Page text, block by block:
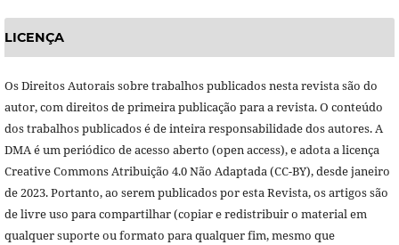
LICENÇA
Os Direitos Autorais sobre trabalhos publicados nesta revista são do
autor, com direitos de primeira publicação para a revista. O conteúdo
dos trabalhos publicados é de inteira responsabilidade dos autores. A
DMA é um periódico de acesso aberto (open access), e adota a licença
Creative Commons Atribuição 4.0 Não Adaptada (CC-BY), desde janeiro
de 2023. Portanto, ao serem publicados por esta Revista, os artigos são
de livre uso para compartilhar (copiar e redistribuir o material em
qualquer suporte ou formato para qualquer fim, mesmo que